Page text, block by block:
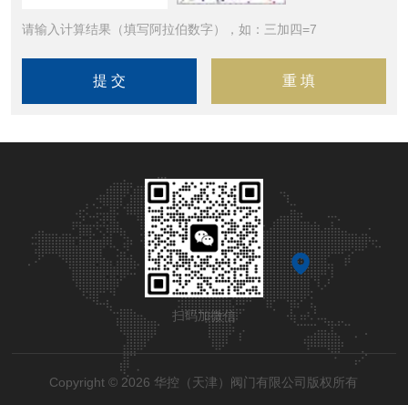
请输入计算结果（填写阿拉伯数字），如：三加四=7
扫码加微信
Copyright © 2026 华控（天津）阀门有限公司版权所有